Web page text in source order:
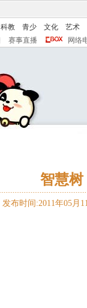
科教 青少 文化
艺术
赛事直播 网络
智慧树
发布时间:2011年05月